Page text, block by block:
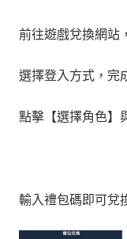
前往遊戲兌換網站
選擇登入方式，完
點擊【選擇角色】
輸入禮包碼即可兌